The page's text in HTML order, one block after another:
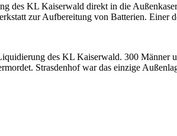
des KL Kaiserwald direkt in die
zur Aufbereitung von Batterien.
des KL Kaiserwald. 300 Männer
Strasdenhof war das einzige